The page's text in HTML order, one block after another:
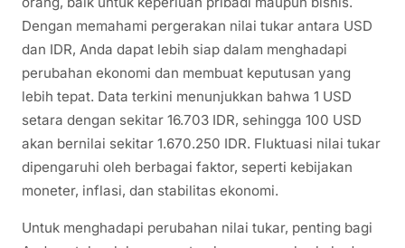
Dengan memahami pergerakan nilai tukar antara USD
dan IDR, Anda dapat lebih siap dalam menghadapi
perubahan ekonomi dan membuat keputusan yang
lebih tepat. Data terkini menunjukkan bahwa 1 USD
setara dengan sekitar 16.703 IDR, sehingga 100 USD
akan bernilai sekitar 1.670.250 IDR. Fluktuasi nilai tukar
dipengaruhi oleh berbagai faktor, seperti kebijakan
moneter, inflasi, dan stabilitas ekonomi.
Untuk menghadapi perubahan nilai tukar, penting bagi